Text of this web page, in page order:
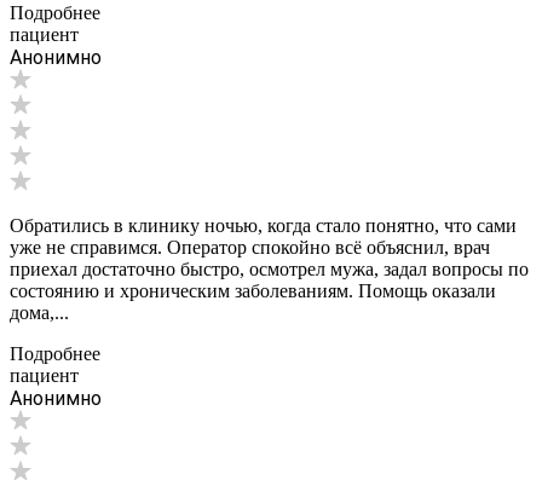
Подробнее
пациент
Анонимно
Обратились в клинику ночью, когда стало понятно, что сами
уже не справимся. Оператор спокойно всё объяснил, врач
приехал достаточно быстро, осмотрел мужа, задал вопросы по
состоянию и хроническим заболеваниям. Помощь оказали
дома,...
Подробнее
пациент
Анонимно